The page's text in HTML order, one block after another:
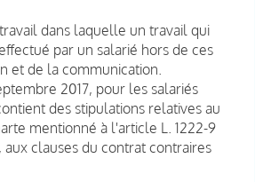
dans laquelle un travail qui
par un salarié hors de ces
et de la communication.
2017, pour les salariés
des stipulations relatives au
mentionné à l'article L. 1222-9
clauses du contrat contraires